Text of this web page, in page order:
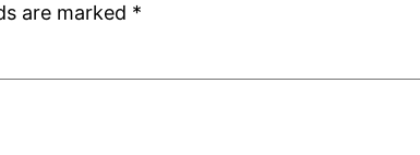
are marked *